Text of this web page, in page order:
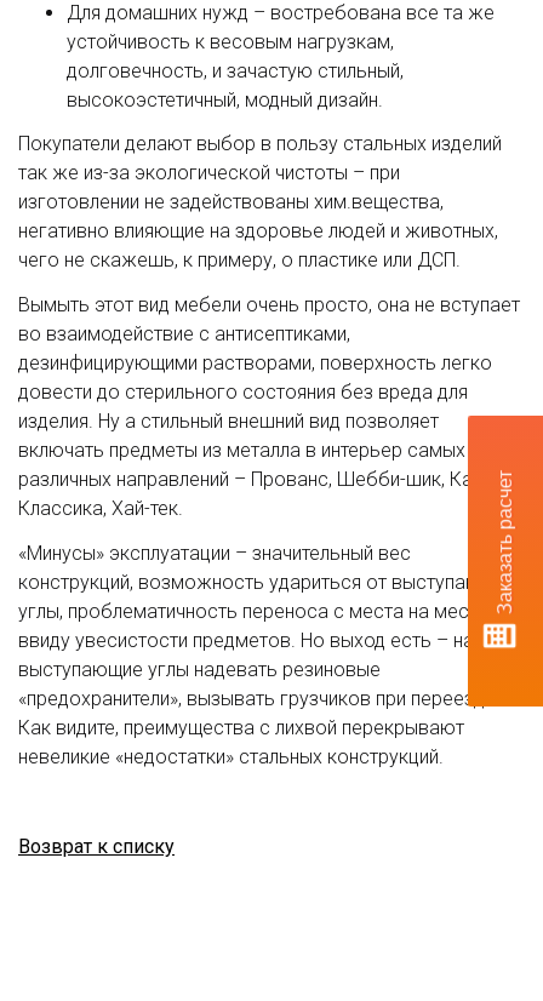
Заказать расчет
Для домашних нужд – востребована все та же
устойчивость к весовым нагрузкам,
долговечность, и зачастую стильный,
высокоэстетичный, модный дизайн.
Покупатели делают выбор в пользу стальных изделий
так же из-за экологической чистоты – при
изготовлении не задействованы хим.вещества,
негативно влияющие на здоровье людей и животных,
чего не скажешь, к примеру, о пластике или ДСП.
Вымыть этот вид мебели очень просто, она не вступает
во взаимодействие с антисептиками,
дезинфицирующими растворами, поверхность легко
довести до стерильного состояния без вреда для
изделия. Ну а стильный внешний вид позволяет
включать предметы из металла в интерьер самых
различных направлений – Прованс, Шебби-шик, Кантри,
Классика, Хай-тек.
«Минусы» эксплуатации – значительный вес
конструкций, возможность удариться от выступающие
углы, проблематичность переноса с места на место
ввиду увесистости предметов. Но выход есть – на
выступающие углы надевать резиновые
«предохранители», вызывать грузчиков при переезде.
Как видите, преимущества с лихвой перекрывают
невеликие «недостатки» стальных конструкций.
Возврат к списку